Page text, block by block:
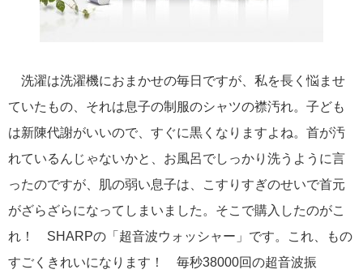
洗濯は洗濯機におまかせの毎日ですが、私を長く悩ませ
ていたもの、それは息子の制服のシャツの襟汚れ。子ども
は新陳代謝がいいので、すぐに黒くなりますよね。首が汚
れているんじゃないかと、お風呂でしっかり洗うように言
ったのですが、肌の弱い息子は、こすりすぎのせいで首元
がざらざらになってしまいました。そこで購入したのがこ
れ！ SHARPの「超音波ウォッシャー」です。これ、もの
すごくきれいになります！ 毎秒38000回の超音波振